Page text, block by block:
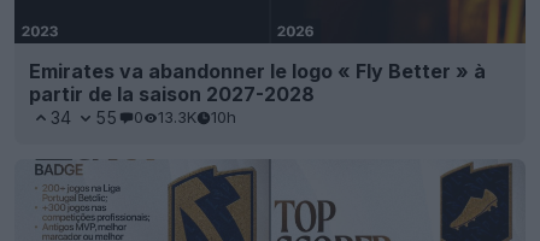
Emirates va abandonner le logo « Fly Better » à
partir de la saison 2027-2028
34 55 0 13.3K 10h